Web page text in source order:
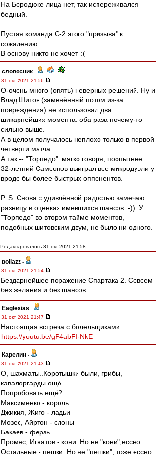
На Бородюке лица нет, так испереживался
бедный.
Пустая команда С-2 этого "призыва" к
сожалению.
В основу никто не хочет. :(
словесник -
31 окт 2021 21:56
О-очень много (опять) неверных решений. Ну и
Влад Шитов (заменённый потом из-за
повреждения) не использовал два
шикарнейших момента: оба раза почему-то
сильно выше.
А в целом получалось неплохо только в первой
четверти матча.
А так -- "Торпедо", мягко говоря, поопытнее.
32-летний Самсонов выиграл все микродуэли у
вроде бы более быстрых оппонентов.
P. S. Снова с удивлённой радостью замечаю
разницу в оценках имевшихся шансов :-)). У
"Торпедо" во втором тайме моментов,
подобных шитовским двум, не было ни одного.
Редактировалось 31 окт 2021 21:58
poljazz -
31 окт 2021 21:54
Бездарнейшее поражение Спартака 2. Совсем
без желания и без шансов
Eaglesias -
31 окт 2021 21:47
Настоящая встреча с болельщиками.
https://youtu.be/gP4abFI-NkE
Карелин -
31 окт 2021 21:43
О, шахматы..Коротышки были, грибы,
кавалергарды ещё..
Попробовать ещё?
Максименко - король
Джикия, Жиго - ладьи
Мозес, Айртон - слоны
Бакаев - ферзь
Промес, Игнатов - кони. Но не "кони",ессно
Остальные - пешки. Но не "пешки", тоже ессно.